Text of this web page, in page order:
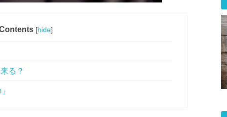
[hide]
る？